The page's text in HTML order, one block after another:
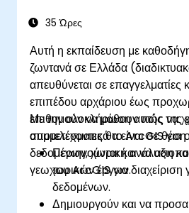
35 Ώρες
Αυτή η εκπαίδευση με
ζωντανά σε Ελλάδα
απευθύνεται σε επαγγελματίες
επιπέδου αρχάριου έως
επιθυμούν να μάθουν πώς να
αποτελεσματικά το ArcGIS για
δεδομένων, χωρική ανάλυση
γεωχωρικών έργων.
Με την ολοκλήρωση αυτής της
συμμετέχοντες θα είναι σε
Περιηγούνται και να
του ArcGIS για
δεδομένων.
Δημιουργούν και να